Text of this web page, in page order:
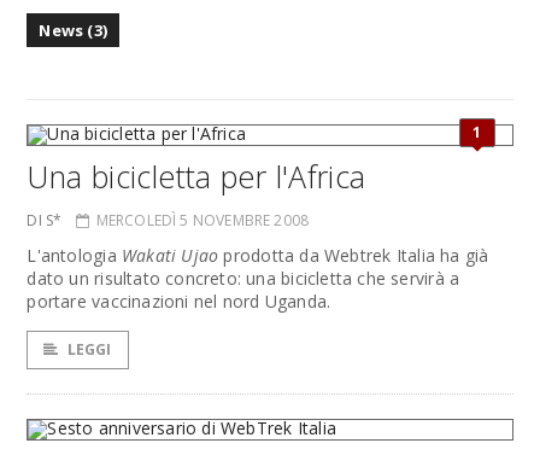
News (3)
1
Una bicicletta per l'Africa
DI S* MERCOLEDÌ 5 NOVEMBRE 2008
L'antologia Wakati Ujao prodotta da Webtrek Italia ha già
dato un risultato concreto: una bicicletta che servirà a
portare vaccinazioni nel nord Uganda.
LEGGI